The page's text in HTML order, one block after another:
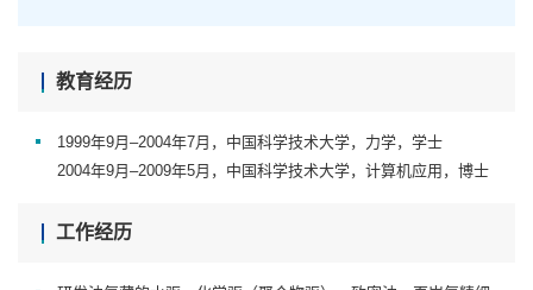
教育经历
1999年9月–2004年7月，中国科学技术大学，力学，学士
2004年9月–2009年5月，中国科学技术大学，计算机应用，博士
工作经历